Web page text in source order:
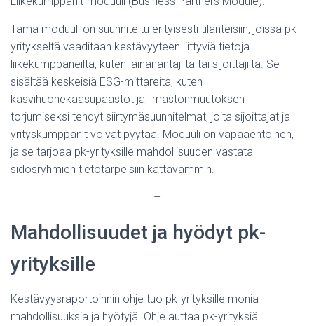
Tämä moduuli on suunniteltu erityisesti tilanteisiin, joissa pk-
yritykseltä vaaditaan kestävyyteen liittyviä tietoja
liikekumppaneilta, kuten lainanantajilta tai sijoittajilta. Se
sisältää keskeisiä ESG-mittareita, kuten
kasvihuonekaasupäästöt ja ilmastonmuutoksen
torjumiseksi tehdyt siirtymäsuunnitelmat, joita sijoittajat ja
yrityskumppanit voivat pyytää. Moduuli on vapaaehtoinen,
ja se tarjoaa pk-yrityksille mahdollisuuden vastata
sidosryhmien tietotarpeisiin kattavammin.
–
Mahdollisuudet ja hyödyt pk-
yrityksille
Kestävyysraportoinnin ohje tuo pk-yrityksille monia
mahdollisuuksia ja hyötyjä. Ohje auttaa pk-yrityksiä